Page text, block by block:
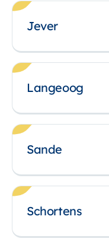
Jever
Langeoog
Sande
Schortens